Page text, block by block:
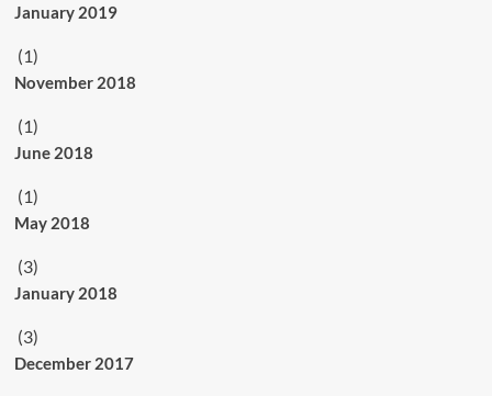
January 2019
(1)
November 2018
(1)
June 2018
(1)
May 2018
(3)
January 2018
(3)
December 2017